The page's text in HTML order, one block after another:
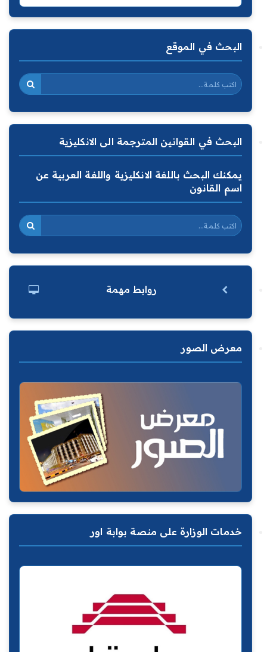
البحث في الموقع
البحث في القوانين المترجمة الى الانكليزية
يمكنك البحث باللغة الانكليزية واللغة العربية عن
اسم القانون
روابط مهمة
معرض الصور
خدمات الوزارة على منصة بوابة اور